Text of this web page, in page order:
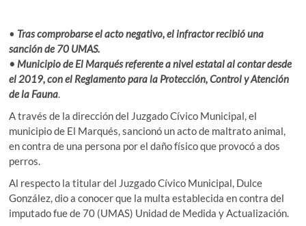
• Tras comprobarse el acto negativo, el infractor recibió una
sanción de 70 UMAS.
• Municipio de El Marqués referente a nivel estatal al contar desde
el 2019, con el Reglamento para la Protección, Control y Atención
de la Fauna.
A través de la dirección del Juzgado Cívico Municipal, el
municipio de El Marqués, sancionó un acto de maltrato animal,
en contra de una persona por el daño físico que provocó a dos
perros.
Al respecto la titular del Juzgado Cívico Municipal, Dulce
González, dio a conocer que la multa establecida en contra del
imputado fue de 70 (UMAS) Unidad de Medida y Actualización.